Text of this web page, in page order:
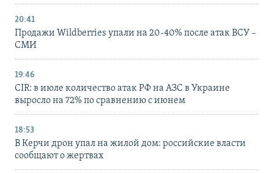
20:41
Продажи Wildberries упали на 20-40% после атак ВСУ –
СМИ
19:46
CIR: в июле количество атак РФ на АЗС в Украине
выросло на 72% по сравнению с июнем
18:53
В Керчи дрон упал на жилой дом: российские власти
сообщают о жертвах